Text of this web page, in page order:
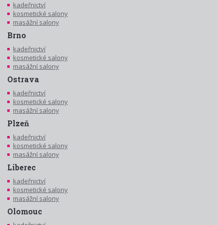
kadeřnictví
kosmetické salony
masážní salony
Brno
kadeřnictví
kosmetické salony
masážní salony
Ostrava
kadeřnictví
kosmetické salony
masážní salony
Plzeň
kadeřnictví
kosmetické salony
masážní salony
Liberec
kadeřnictví
kosmetické salony
masážní salony
Olomouc